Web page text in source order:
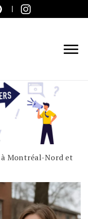
Montréal-Nord et